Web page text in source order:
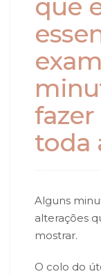
toda
Alguns
alterações
mostrar.
O colo do